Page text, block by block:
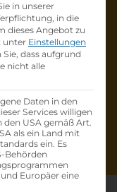
bei
besetzt.
in unserer
in die
dieses Angebot zu
unter Einstellungen
dass aufgrund
nicht alle
Daten in den
Services willigen
den USA gemäß Art.
als ein Land mit
ein. Es
Behörden
Europäer eine